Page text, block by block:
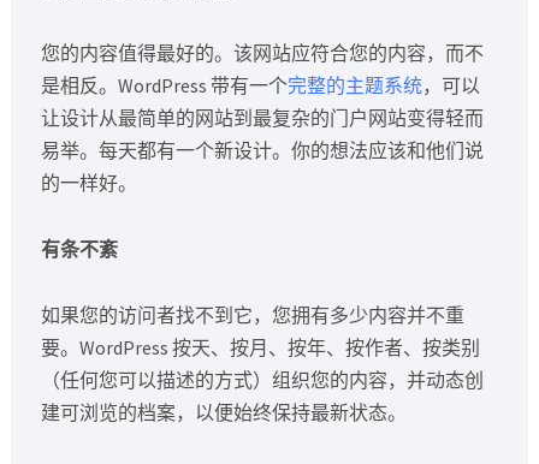
您的内容值得最好的。该网站应符合您的内容，而不
是相反。WordPress 带有一个完整的主题系统，可以
让设计从最简单的网站到最复杂的门户网站变得轻而
易举。每天都有一个新设计。你的想法应该和他们说
的一样好。
有条不紊
如果您的访问者找不到它，您拥有多少内容并不重
要。WordPress 按天、按月、按年、按作者、按类别
（任何您可以描述的方式）组织您的内容，并动态创
建可浏览的档案，以便始终保持最新状态。